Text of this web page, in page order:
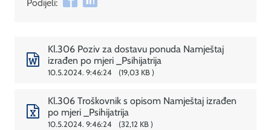
Podijeli:
Kl.306 Poziv za dostavu ponuda Namještaj
izrađen po mjeri _Psihijatrija
10.5.2024. 9:46:24 19,03 KB
Kl.306 Troškovnik s opisom Namještaj izrađen
po mjeri _Psihijatrija
10.5.2024. 9:46:24 32,12 KB